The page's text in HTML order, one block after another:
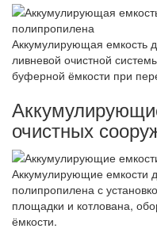
Аккумулирующая емкость
ливневой очистной
буферной ёмкости при
очистных
Аккумулирующие емкости
полипропилена с
площадки и котлована,
ёмкости.